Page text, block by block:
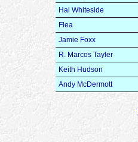
Hal Whiteside
Flea
Jamie Foxx
R. Marcos Tayler
Keith Hudson
Andy McDermott